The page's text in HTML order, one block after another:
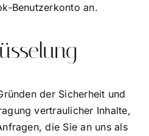
Benutzerkonto an.
der Sicherheit und
vertraulicher Inhalte,
die Sie an uns als